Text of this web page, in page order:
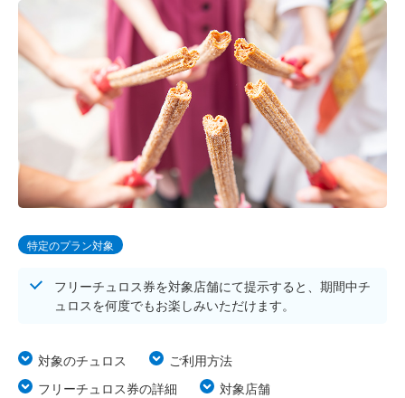
特定のプラン対象
フリーチュロス券を対象店舗にて提示すると、期間中チ
ュロスを何度でもお楽しみいただけます。
対象のチュロス
ご利用方法
フリーチュロス券の詳細
対象店舗